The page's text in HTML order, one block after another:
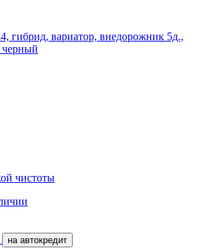
гибрид, вариатор, внедорожник 5д.,
чистоты
на автокредит